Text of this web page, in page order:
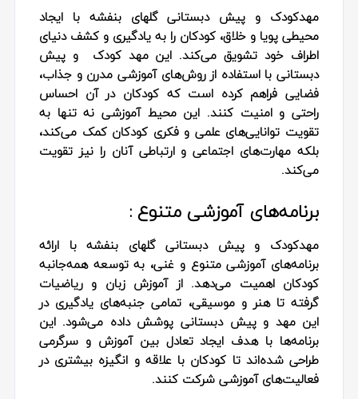
مهدکودک و پیش دبستانی گلهای بنفشه با ایجاد
محیطی پویا و خلاق، کودکان را به یادگیری و کشف دنیای
اطراف خود تشویق می‌کند. این مهد کودک و پیش
دبستانی با استفاده از روش‌های آموزشی مدرن و جذاب،
فضایی فراهم کرده است که کودکان در آن احساس
راحتی و امنیت کنند. این محیط آموزشی نه تنها به
تقویت توانایی‌های علمی و فکری کودکان کمک می‌کند،
بلکه مهارت‌های اجتماعی و ارتباطی آنان را نیز تقویت
می‌کند.
برنامه‌های آموزشی متنوع :
مهدکودک و پیش دبستانی گلهای بنفشه با ارائه
برنامه‌های آموزشی متنوع و غنی، به توسعه همه‌جانبه
کودکان اهمیت می‌دهد. از آموزش زبان و ریاضیات
گرفته تا هنر و موسیقی، تمامی جنبه‌های یادگیری در
این مهد و پیش دبستانی پوشش داده می‌شود. این
برنامه‌ها با هدف ایجاد تعادل بین آموزش و سرگرمی
طراحی شده‌اند تا کودکان با علاقه و انگیزه بیشتری در
فعالیت‌های آموزشی شرکت کنند.